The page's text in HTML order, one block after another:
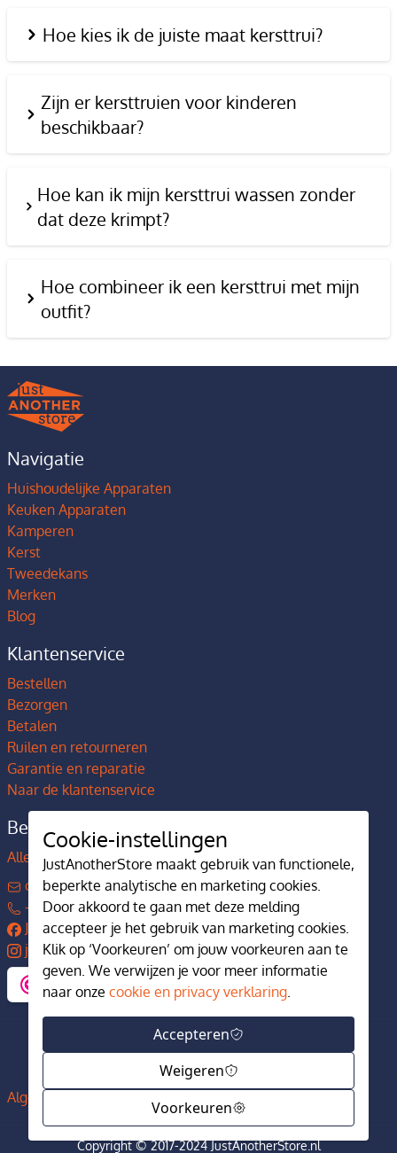
Hoe kies ik de juiste maat kersttrui?
Zijn er kersttruien voor kinderen
beschikbaar?
Hoe kan ik mijn kersttrui wassen zonder
dat deze krimpt?
Hoe combineer ik een kersttrui met mijn
outfit?
Navigatie
Huishoudelijke Apparaten
Keuken Apparaten
Kamperen
Kerst
Tweedekans
Merken
Blog
Klantenservice
Bestellen
Bezorgen
Betalen
Ruilen en retourneren
Garantie en reparatie
Naar de klantenservice
Bedrijfsgegevens
Alles over JustAnotherStore
contact@justanotherstore.nl
+31 73 644 7405
JustAnotherStore
justanotherstore.nl
Algemene voorwaarden Privacy en cookiebeleid
Copyright © 2017-2024 JustAnotherStore.nl
Cookie-instellingen
JustAnotherStore maakt gebruik van functionele,
beperkte analytische en marketing cookies.
Door akkoord te gaan met deze melding
accepteer je het gebruik van marketing cookies.
Klik op ‘Voorkeuren’ om jouw voorkeuren aan te
geven. We verwijzen je voor meer informatie
naar onze cookie en privacy verklaring.
Accepteren
Weigeren
Voorkeuren